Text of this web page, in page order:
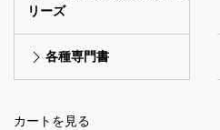
リーズ
各種専門書
カートを見る